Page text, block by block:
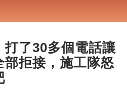
了30多個電話讓
部拒接，施工隊怒